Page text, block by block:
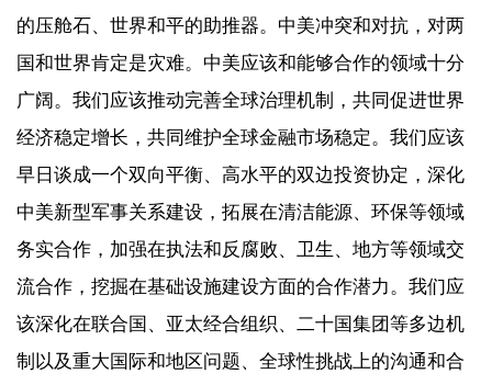
的压舱石、世界和平的助推器。中美冲突和对抗，对两
国和世界肯定是灾难。中美应该和能够合作的领域十分
广阔。我们应该推动完善全球治理机制，共同促进世界
经济稳定增长，共同维护全球金融市场稳定。我们应该
早日谈成一个双向平衡、高水平的双边投资协定，深化
中美新型军事关系建设，拓展在清洁能源、环保等领域
务实合作，加强在执法和反腐败、卫生、地方等领域交
流合作，挖掘在基础设施建设方面的合作潜力。我们应
该深化在联合国、亚太经合组织、二十国集团等多边机
制以及重大国际和地区问题、全球性挑战上的沟通和合